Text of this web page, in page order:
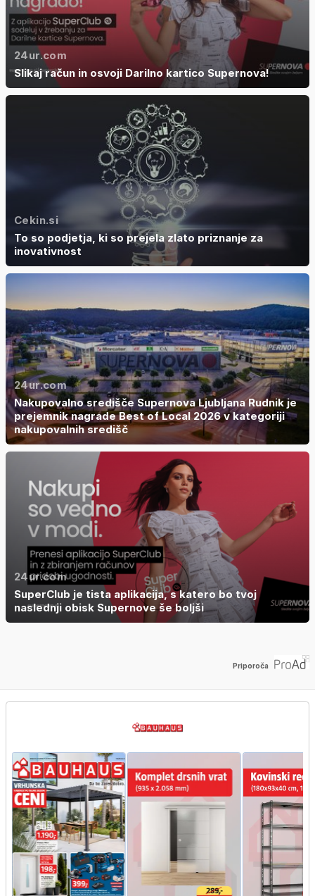
24ur.com
Slikaj račun in osvoji Darilno kartico Supernova!
Cekin.si
To so podjetja, ki so prejela zlato priznanje za
inovativnost
24ur.com
Nakupovalno središče Supernova Ljubljana Rudnik je
prejemnik nagrade Best of Local 2026 v kategoriji
nakupovalnih središč
24ur.com
SuperClub je tista aplikacija, s katero bo tvoj
naslednji obisk Supernove še boljši
Priporoča